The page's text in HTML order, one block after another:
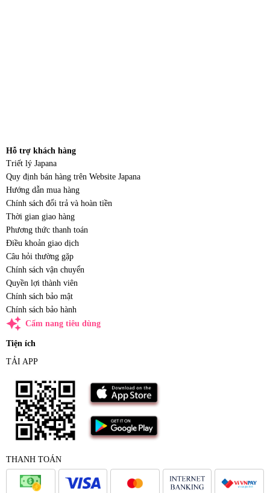
Hỗ trợ khách hàng
Triết lý Japana
Quy định bán hàng trên Website Japana
Hướng dẫn mua hàng
Chính sách đổi trả và hoàn tiền
Thời gian giao hàng
Phương thức thanh toán
Điều khoản giao dịch
Câu hỏi thường gặp
Chính sách vận chuyển
Quyền lợi thành viên
Chính sách bảo mật
Chính sách bảo hành
auto_awesome Cẩm nang tiêu dùng
Tiện ích
TẢI APP
THANH TOÁN